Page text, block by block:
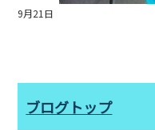
9月21日
ブログトップ